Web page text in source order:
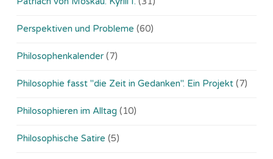
Perspektiven und Probleme (60)
Philosophenkalender (7)
Philosophie fasst "die Zeit in Gedanken". Ein Projekt (7)
Philosophieren im Alltag (10)
Philosophische Satire (5)